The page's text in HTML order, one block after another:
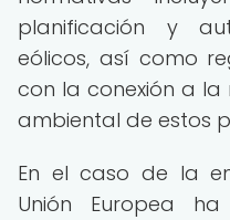
planificación y
eólicos, así como
con la conexión a
ambiental de estos
En el caso de la
Unión Europea